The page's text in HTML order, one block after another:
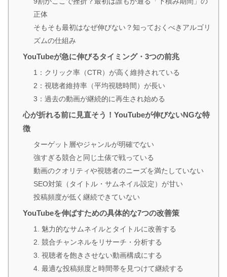
正体
そもそも最初はなぜ伸びない？知っておくべきアルゴリ
ズムの仕組み
YouTubeが急に伸びるタイミング・3つの前兆
1：クリック率（CTR）が高く維持されている
2：視聴者維持率（平均視聴時間）が長い
3：過去の動画が継続的に再生され始める
心が折れる前に見直そう！YouTubeが伸びないNGな特
徴
ターゲット層やジャンルが明確でない
強すぎる競合と同じ土俵で戦っている
動画のクオリティや視聴者のニーズを満たしていない
SEO対策（タイトル・サムネイル設定）が甘い
投稿頻度が低く継続できていない
YouTubeを伸ばすための具体的な7つの改善策
1. 魅力的なサムネイルとタイトルに改善する
2. 競合チャンネルをリサーチ・分析する
3. 視聴者を飽きさせない動画構成にする
4. 最適な投稿頻度と時間帯を見つけて継続する